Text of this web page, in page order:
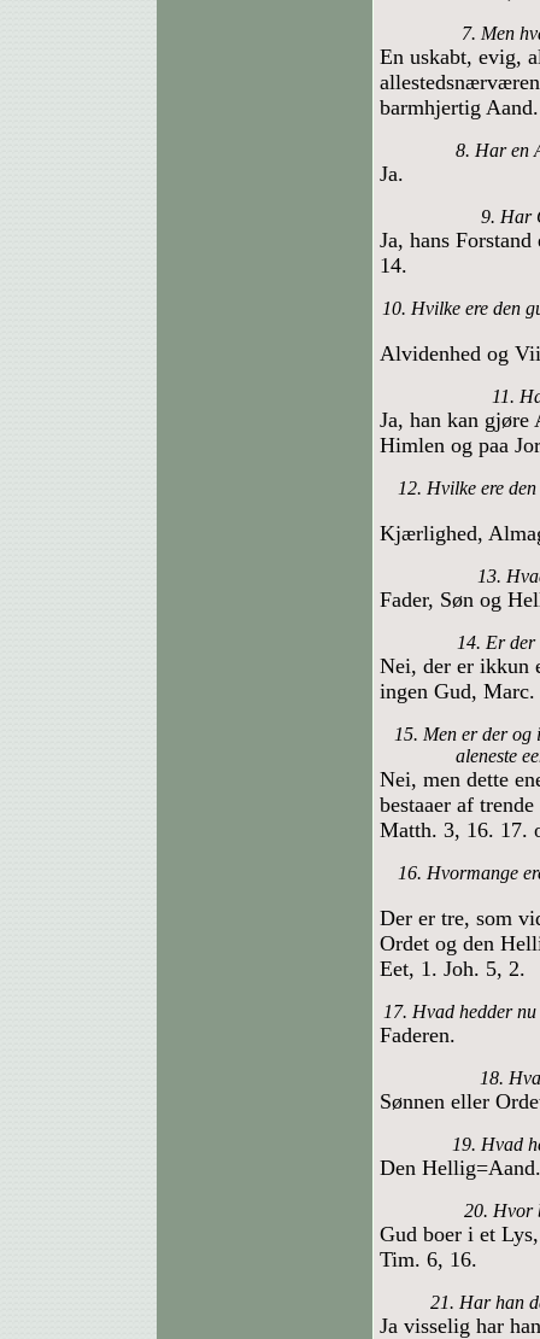
7. Men
En uskabt, evig,
barmhjertig Aand.
8. Har en
Ja.
9. Har
Ja, hans
14.
10. Hvilke ere den
Alvidenhed og
11.
Ja, han kan gjøre
Himlen og paa
12. Hvilke ere
Kjærlighed,
13.
Fader, Søn og
14. Er der
Nei, der er ikkun
ingen Gud,
15. Men er der og
aleneste
Nei, men dette
bestaaer af
Matth. 3, 16. 17.
16. Hvormange
Der er tre, som
Ordet og den
Eet, 1. Joh. 5, 2.
17. Hvad hedder
Faderen.
18.
Sønnen eller
19. Hvad
Den Hellig=Aand.
20. Hvor
Gud boer i et
Tim. 6, 16.
21. Har han
Ja visselig har